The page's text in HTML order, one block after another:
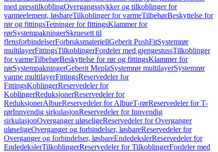
med presstilkoblingOvergangsstykker og tilkoblinger for
varmeelement, løsbareTilkoblinger for varmeTilbehørBeskyttelse for
rør og fittingsTetninger for fittingsKlammer for
rørSystempakningerSkruesett til
flensforbindelserForbruksmateriellGeberit PushFitSystemrør
multilayerFittingsTilkoblingerFordeler med gjengestussTilkoblinger
for varmeTilbehørBeskyttelse for rør og fittingsKlammer for
rørSystempakningerGeberit MeplaSystemrør multilayerSystemrør
varme multilayerFittingsReservedeler for
FittingsKoblingerReservedeler for
KoblingerReduksjonerReservedeler for
ReduksjonerAlbueReservedeler for AlbueT-rørReservedeler for T-
rørInnvendig sirkulasjonReservedeler for Innvendig
sirkulasjonOverganger uløseligeReservedeler for Overganger
uløseligeOverganger og forbindelser, løsbareReservedeler for
Overganger og forbindelser, løsbareEndedekslerReservedeler for
EndedekslerTilkoblingerReservedeler for TilkoblingerFordeler med